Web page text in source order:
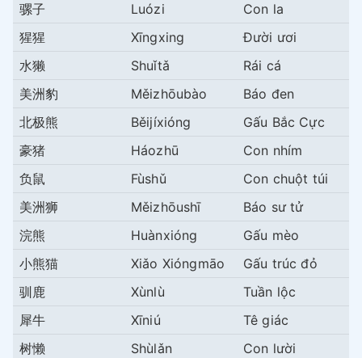
骡子
Luózi
Con la
猩猩
Xīngxing
Đười ươi
水獭
Shuǐtǎ
Rái cá
美洲豹
Měizhōubào
Báo đen
北极熊
Běijíxióng
Gấu Bắc Cực
豪猪
Háozhū
Con nhím
负鼠
Fùshǔ
Con chuột túi
美洲狮
Měizhōushī
Báo sư tử
浣熊
Huànxióng
Gấu mèo
小熊猫
Xiǎo Xióngmāo
Gấu trúc đỏ
驯鹿
Xùnlù
Tuần lộc
犀牛
Xīniú
Tê giác
树懒
Shùlǎn
Con lười